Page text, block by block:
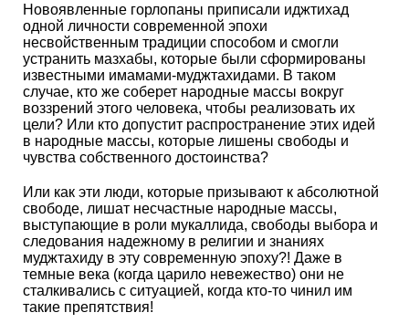
Новоявленные горлопаны приписали иджтихад
одной личности современной эпохи
несвойственным традиции способом и смогли
устранить мазхабы, которые были сформированы
известными имамами-муджтахидами. В таком
случае, кто же соберет народные массы вокруг
воззрений этого человека, чтобы реализовать их
цели? Или кто допустит распространение этих идей
в народные массы, которые лишены свободы и
чувства собственного достоинства?
Или как эти люди, которые призывают к абсолютной
свободе, лишат несчастные народные массы,
выступающие в роли мукаллида, свободы выбора и
следования надежному в религии и знаниях
муджтахиду в эту современную эпоху?! Даже в
темные века (когда царило невежество) они не
сталкивались с ситуацией, когда кто-то чинил им
такие препятствия!